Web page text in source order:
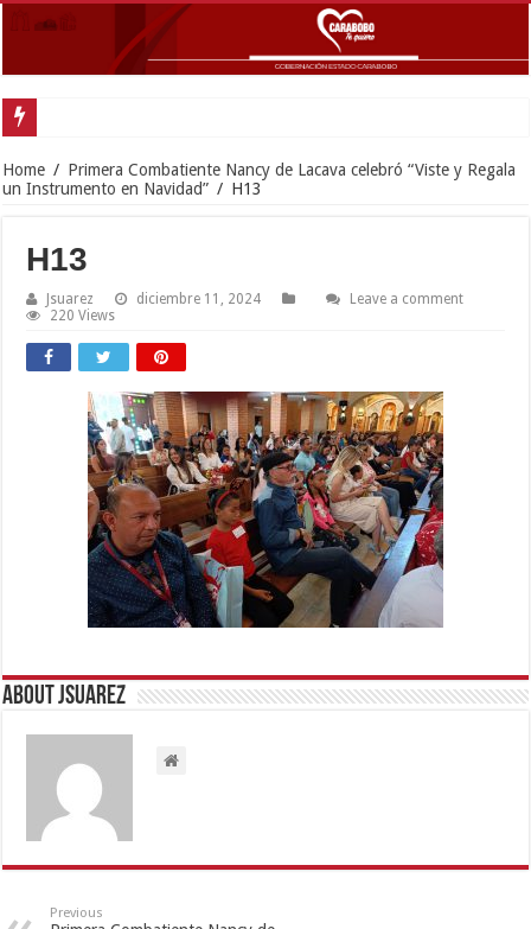
Home / Primera Combatiente Nancy de Lacava celebró “Viste y Regala
un Instrumento en Navidad” / H13
H13
Jsuarez diciembre 11, 2024
Leave a comment
220 Views
About Jsuarez
Previous